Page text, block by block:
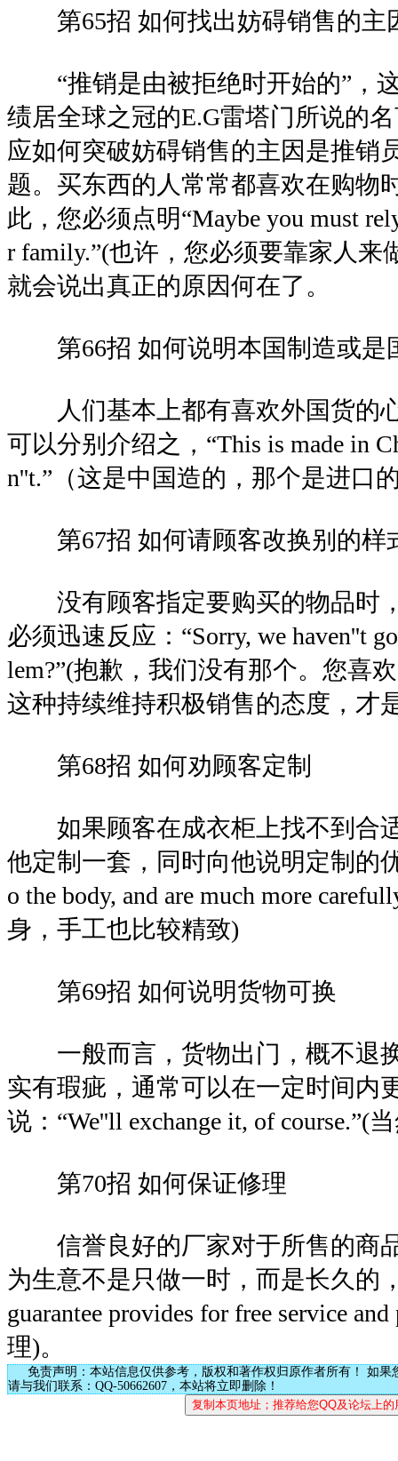
第65招 如何找出妨碍销售的主
“推销是由被拒绝时开始的”，
绩居全球之冠的E.G雷塔门所说的
应如何突破妨碍销售的主因是推销
题。买东西的人常常都喜欢在购物
此，您必须点明“Maybe you must
r family.”(也许，您必须要靠家人来
就会说出真正的原因何在了。
第66招 如何说明本国制造或是
人们基本上都有喜欢外国货的
可以分别介绍之，“This is made in
n''t.”（这是中国造的，那个是进口
第67招 如何请顾客改换别的样
没有顾客指定要购买的物品时
必须迅速反应：“Sorry, we haven''t
lem?”(抱歉，我们没有那个。您喜
这种持续维持积极销售的态度，才
第68招 如何劝顾客定制
如果顾客在成衣柜上找不到合
他定制一套，同时向他说明定制的
o the body, and are much more
身，手工也比较精致)
第69招 如何说明货物可换
一般而言，货物出门，概不退
实有瑕疵，通常可以在一定时间内
说：“We''ll exchange it, of course.”(
第70招 如何保证修理
信誉良好的厂家对于所售的商
为生意不是只做一时，而是长久的
guarantee provides for free service
理)。
免责声明：本站信息仅供参考，版权和著作权归原作者所有！ 如果
请与我们联系：QQ-50662607，本站将立即删除！